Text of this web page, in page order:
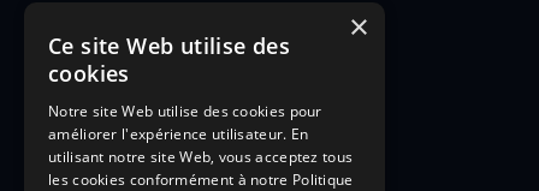
×
Ce site Web utilise des
cookies
Notre site Web utilise des cookies pour
améliorer l'expérience utilisateur. En
utilisant notre site Web, vous acceptez tous
les cookies conformément à notre Politique